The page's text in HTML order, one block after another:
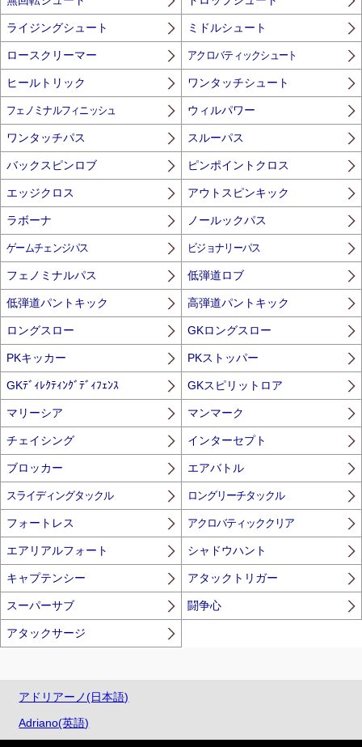
ライジングシュート ミドルシュート
ロースクリーマー アクロバティックシュート
ヒールトリック ワンタッチシュート
フェノミナルフィニッシュ ウィルパワー
ワンタッチパス スルーパス
バックスピンロブ ピンポイントクロス
エッジクロス アウトスピンキック
ラボーナ ノールックパス
ゲームチェンジパス ビジョナリーパス
フェノミナルパス 低弾道ロブ
低弾道パントキック 高弾道パントキック
ロングスロー GKロングスロー
PKキッカー PKストッパー
GKﾃﾞｨﾚｸﾃｨﾝｸﾞﾃﾞｨﾌｪﾝｽ GKスピリットロア
マリーシア マンマーク
チェイシング インターセプト
ブロッカー エアバトル
スライディングタックル ロングリーチタックル
フォートレス アクロバティッククリア
エアリアルフォート シャドウハント
キャプテンシー アタックトリガー
スーパーサブ 闘争心
アタックサージ
アドリアーノ(日本語)
Adriano(英語)